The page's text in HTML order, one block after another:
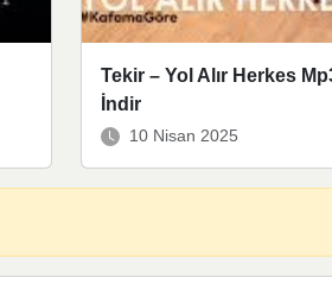
Tekir – Yol Alır Herkes
İndir
10 Nisan 2025